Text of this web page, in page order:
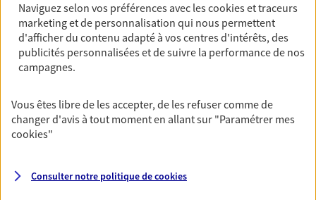
Vous aider à constituer une
épargne
fructifier votre épargne. Laquelle correspond à vos
objectifs ? Rien ne remplace les conseils d'un expert :
Assurance vie, PER, Livret… Faisons le point ensemble !
Préparer votre avenir
Naviguez selon vos préférences avec lescookies et traceurs
marketing et de personnalisation qui nous permettent
d'afficher du contenu adapté à vos centres d'intérêts, des
publicités personnalisées et de suivre la performance de nos
campagnes.
Vous êtes libre de les accepter, de les refuser comme de
changer d'avis à tout moment en allant sur "Paramétrer mes
cookies"
Consulter notre politique decookies